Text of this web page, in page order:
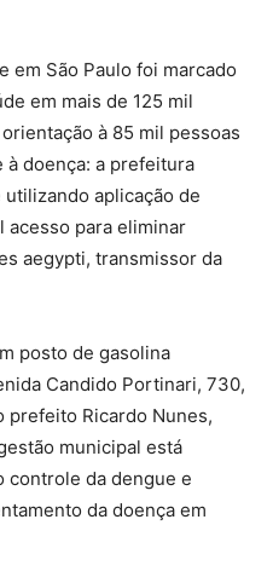
em São Paulo foi marcado
em mais de 125 mil
à 85 mil pessoas
à doença: a prefeitura
aplicação de
para eliminar
aegypti, transmissor da
posto de gasolina
Candido Portinari, 730,
prefeito Ricardo Nunes,
municipal está
controle da dengue e
da doença em